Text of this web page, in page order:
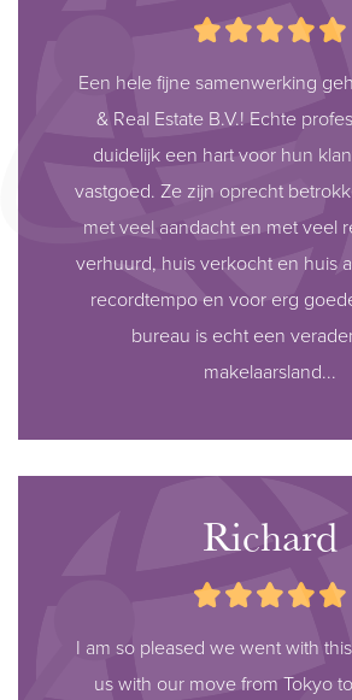
Een hele fijne samenwerking
& Real Estate B.V.! Echte
duidelijk een hart voor hun
vastgoed. Ze zijn oprecht
met veel aandacht en met veel
verhuurd, huis verkocht en huis
recordtempo en voor erg
bureau is echt een
makelaarsland...
Richard
I am so pleased we went with
us with our move from Tokyo